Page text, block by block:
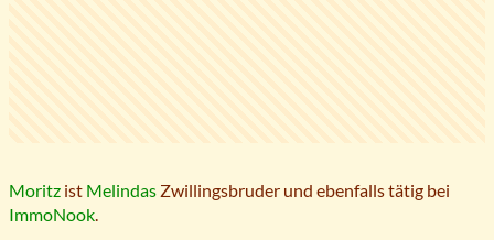
Moritz ist Melindas Zwillingsbruder und ebenfalls tätig bei
ImmoNook.